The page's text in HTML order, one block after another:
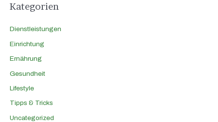
Kategorien
Dienstleistungen
Einrichtung
Ernährung
Gesundheit
Lifestyle
Tipps & Tricks
Uncategorized